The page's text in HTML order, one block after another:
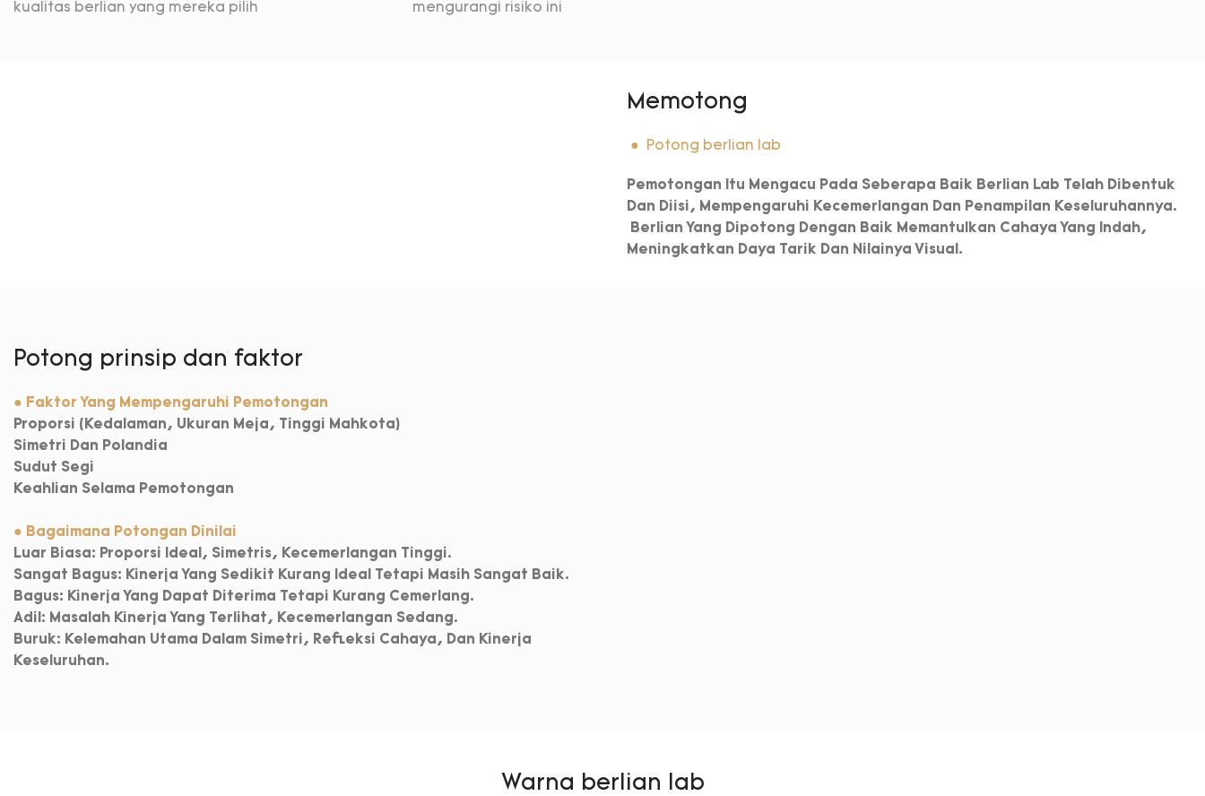
kualitas berlian yang mereka pilih
mengurangi risiko ini
Memotong
● Potong berlian lab
Pemotongan Itu Mengacu Pada Seberapa Baik Berlian Lab Telah Dibentuk
Dan Diisi, Mempengaruhi Kecemerlangan Dan Penampilan Keseluruhannya.
Berlian Yang Dipotong Dengan Baik Memantulkan Cahaya Yang Indah,
Meningkatkan Daya Tarik Dan Nilainya Visual.
Potong prinsip dan faktor
● Faktor Yang Mempengaruhi Pemotongan
Proporsi (kedalaman, Ukuran Meja, Tinggi Mahkota)
Simetri Dan Polandia
Sudut Segi
Keahlian Selama Pemotongan
● Bagaimana Potongan Dinilai
Luar Biasa: Proporsi Ideal, Simetris, Kecemerlangan Tinggi.
Sangat Bagus: Kinerja Yang Sedikit Kurang Ideal Tetapi Masih Sangat Baik.
Bagus: Kinerja Yang Dapat Diterima Tetapi Kurang Cemerlang.
Adil: Masalah Kinerja Yang Terlihat, Kecemerlangan Sedang.
Buruk: Kelemahan Utama Dalam Simetri, Refleksi Cahaya, Dan Kinerja
Keseluruhan.
Warna berlian lab